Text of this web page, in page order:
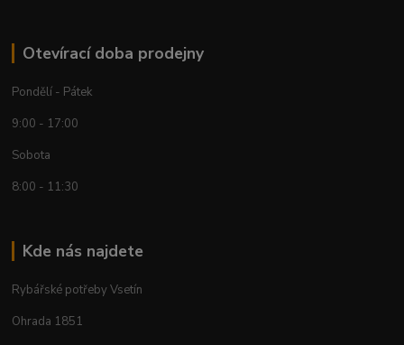
Otevírací doba prodejny
Pondělí - Pátek
9:00 - 17:00
Sobota
8:00 - 11:30
Kde nás najdete
Rybářské potřeby Vsetín
Ohrada 1851